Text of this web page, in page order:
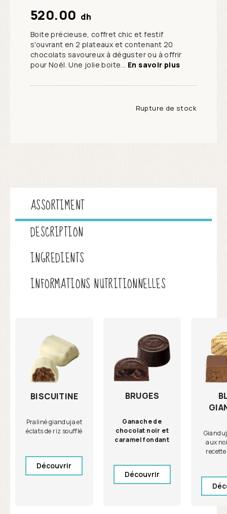
520.00 dh
Boite précieuse, coffret chic et festif
s'ouvrant en 2 plateaux et contenant 20
chocolats savoureux à déguster ou à offrir
pour Noël. Une jolie boite... En savoir plus
Rupture de stock
ASSORTIMENT
DESCRIPTION
INGREDIENTS
INFORMATIONS NUTRITIONNELLES
BISCUITINE
Praliné gianduja et
éclats de riz soufflé
Découvrir
BRUGES
Ganache de
chocolat noir et
caramel fondant
Découvrir
aux